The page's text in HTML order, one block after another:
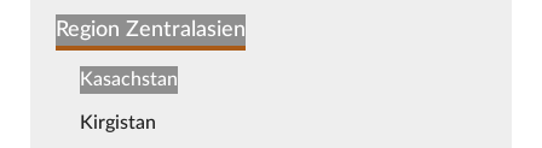
Region Zentralasien
Kasachstan
Kirgistan